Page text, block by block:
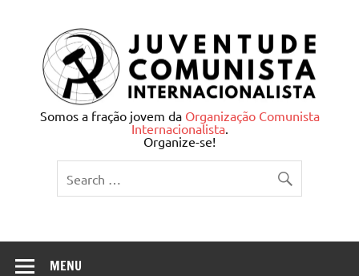
Juventude Comunista
Internacionalista
Somos a fração jovem da Organização Comunista
Internacionalista.
Organize-se!
MENU